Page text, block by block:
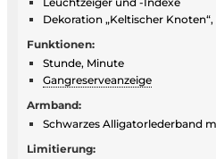
Dekoration „Keltischer
Funktionen:
Stunde, Minute
Gangreserveanzeige
Armband:
Schwarzes Alligatorlederband
Limitierung: